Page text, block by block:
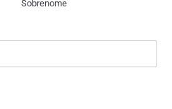
Sobrenome